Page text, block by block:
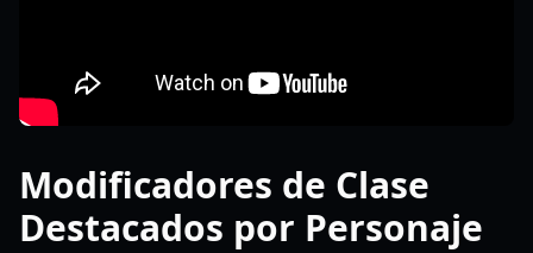
Modificadores de Clase
Destacados por Personaje